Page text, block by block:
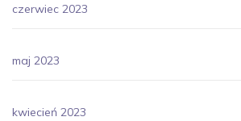
czerwiec 2023
maj 2023
kwiecień 2023